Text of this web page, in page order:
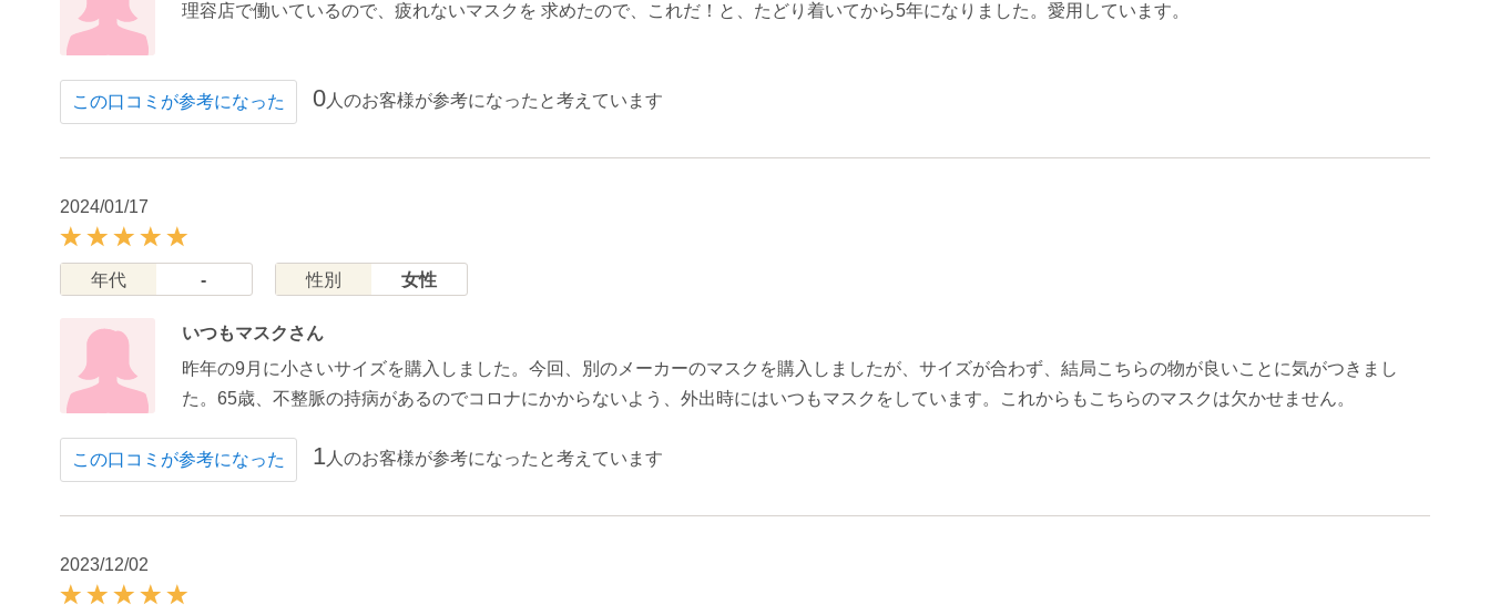
理容店で働いているので、疲れないマスクを 求めたので、これだ！と、たどり着いてから5年になりました。愛用しています。
この口コミが参考になった 0人のお客様が参考になったと考えています
2024/01/17
年代 - 性別 女性
いつもマスクさん
昨年の9月に小さいサイズを購入しました。今回、別のメーカーのマスクを購入しましたが、サイズが合わず、結局こちらの物が良いことに気がつきまし
た。65歳、不整脈の持病があるのでコロナにかからないよう、外出時にはいつもマスクをしています。これからもこちらのマスクは欠かせません。
この口コミが参考になった 1 人のお客様が参考になったと考えています
2023/12/02